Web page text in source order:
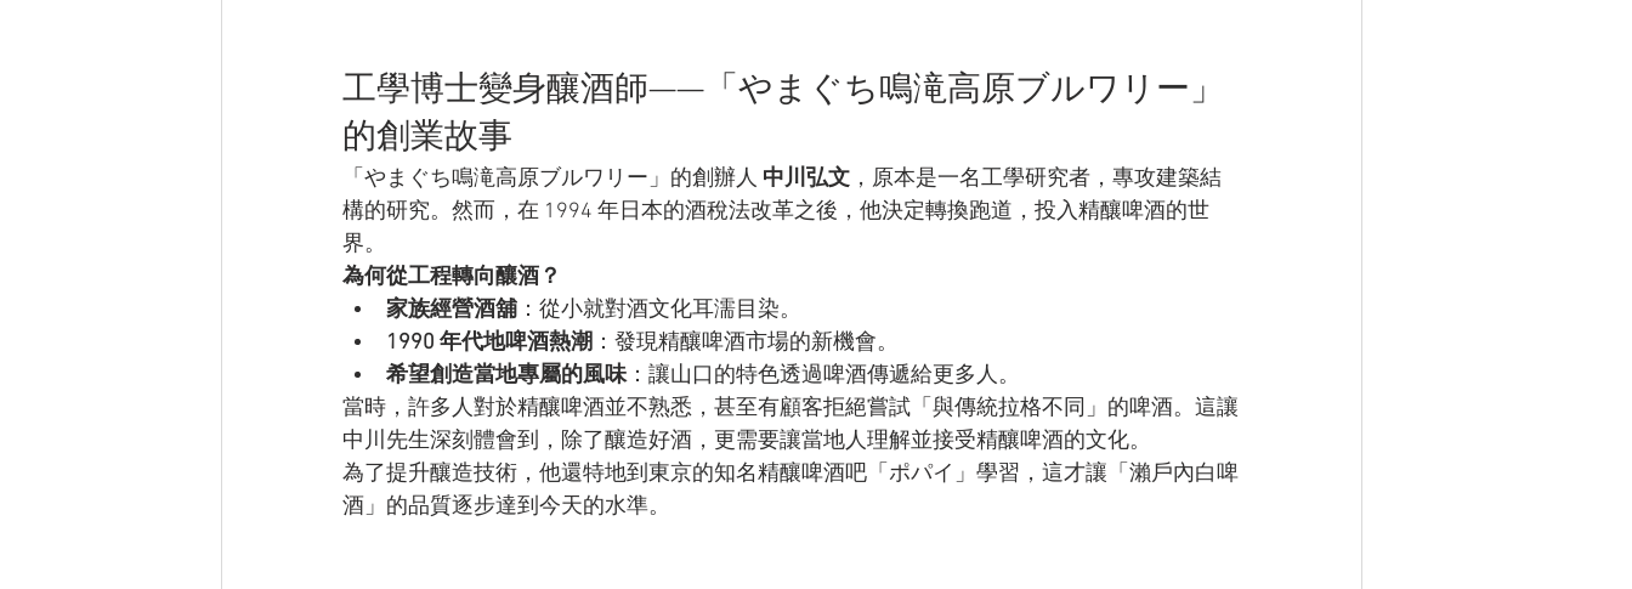
工學博士變身釀酒師——「やまぐち鳴滝高原ブルワリー」
的創業故事
「やまぐち鳴滝高原ブルワリー」的創辦人 中川弘文 ，原本是一名工學研究者，專攻建築結
構的研究。然而，在 1994 年日本的酒稅法改革之後，他決定轉換跑道，投入精釀啤酒的世
界。
為何從工程轉向釀酒？
家族經營酒舖 ：從小就對酒文化耳濡目染。
1990 年代地啤酒熱潮 ：發現精釀啤酒市場的新機會。
希望創造當地專屬的風味：讓山口的特色透過啤酒傳遞給更多人。
當時，許多人對於精釀啤酒並不熟悉，甚至有顧客拒絕嘗試「與傳統拉格不同」的啤酒。這讓
中川先生深刻體會到，除了釀造好酒，更需要讓當地人理解並接受精釀啤酒的文化。
為了提升釀造技術，他還特地到東京的知名精釀啤酒吧「ポパイ」學習，這才讓「瀨戶內白啤
酒」的品質逐步達到今天的水準。